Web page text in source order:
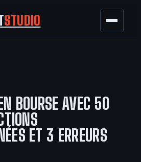
STUDIO
FINANCE
TECH
BOURSE AVEC 50
ET 3 ERREURS